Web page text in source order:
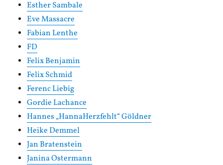
Esther Sambale
Eve Massacre
Fabian Lenthe
FD
Felix Benjamin
Felix Schmid
Ferenc Liebig
Gordie Lachance
Hannes „HannaHerzfehlt“ Göldner
Heike Demmel
Jan Bratenstein
Janina Ostermann